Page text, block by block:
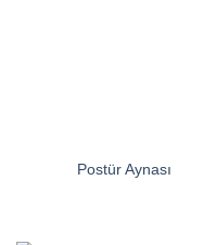
Postür Aynası